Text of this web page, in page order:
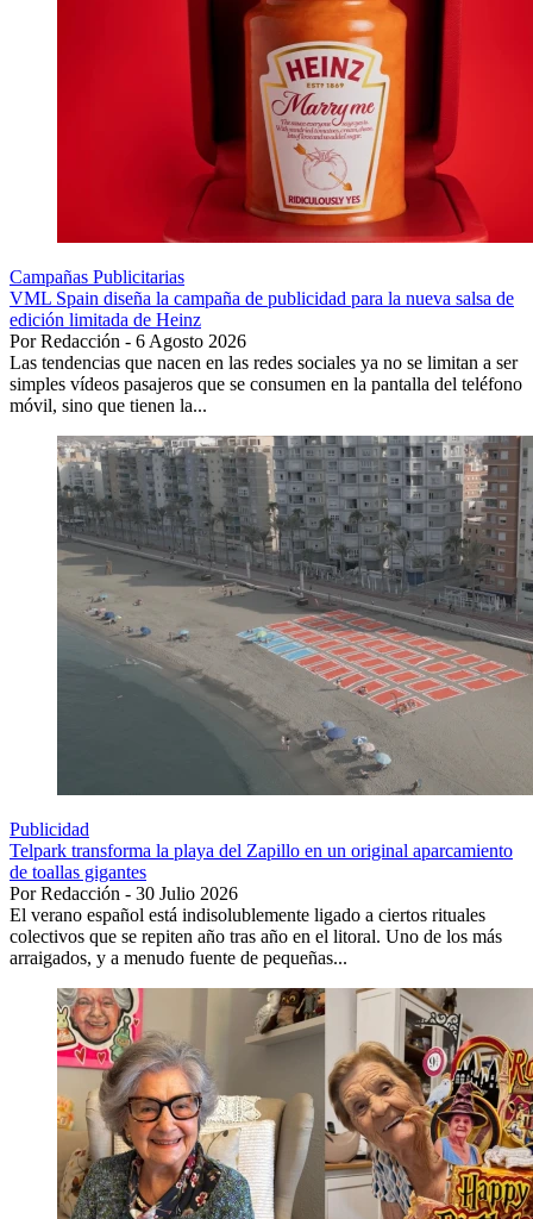
Campañas Publicitarias
VML Spain diseña la campaña de publicidad para la nueva salsa de
edición limitada de Heinz
Por Redacción - 6 Agosto 2026
Las tendencias que nacen en las redes sociales ya no se limitan a ser
simples vídeos pasajeros que se consumen en la pantalla del teléfono
móvil, sino que tienen la...
Publicidad
Telpark transforma la playa del Zapillo en un original aparcamiento
de toallas gigantes
Por Redacción - 30 Julio 2026
El verano español está indisolublemente ligado a ciertos rituales
colectivos que se repiten año tras año en el litoral. Uno de los más
arraigados, y a menudo fuente de pequeñas...